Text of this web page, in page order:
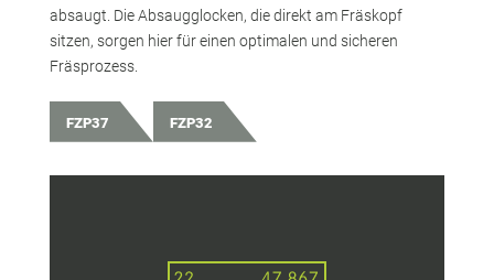
absaugt. Die Absaugglocken, die direkt am Fräskopf
sitzen, sorgen hier für einen optimalen und sicheren
Fräsprozess.
FZP37 FZP32